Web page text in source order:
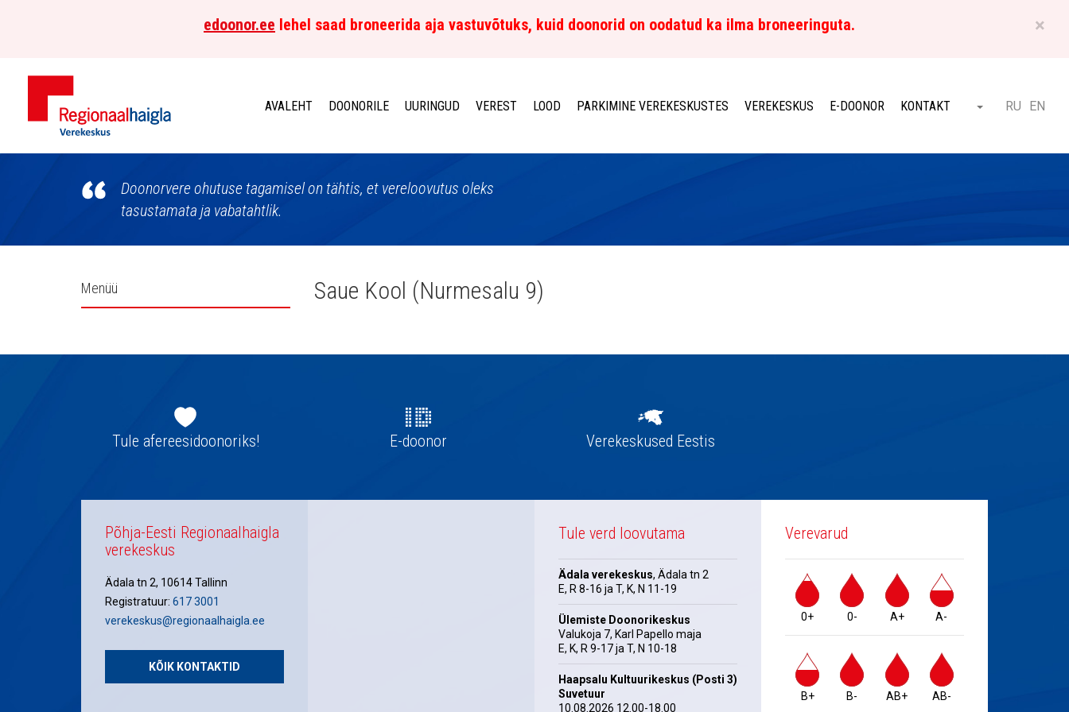
×
edoonor.ee lehel saad broneerida aja vastuvõtuks, kuid doonorid on oodatud ka ilma broneeringuta.
Põhja-
AVALEHT DOONORILE UURINGUD VEREST LOOD PARKIMINE VEREKESKUSTES VEREKESKUS E-DOONOR KONTAKT Otsi ET
RU EN
Doonorvere ohutuse tagamisel on tähtis, et vereloovutus oleks
tasustamata ja vabatahtlik.
Külgpaani
Menüü Saue Kool (Nurmesalu 9)
navigatsioonTule afereesidoonoriks! E-doonor Verekeskused Eestis
Põhja-Eesti Regionaalhaigla
verekeskus
Ädala tn 2, 10614 Tallinn
Registratuur: 617 3001
verekeskus@regionaalhaigla.ee
KÕIK KONTAKTID
Tule verd loovutama
Ädala verekeskus, Ädala tn 2
E, R 8-16 ja T, K, N 11-19
Ülemiste Doonorikeskus
Valukoja 7, Karl Papello maja
E, K, R 9-17 ja T, N 10-18
Haapsalu Kultuurikeskus (Posti 3)
Suvetuur
10.08.2026 12.00-18.00
Verevarud
0+ 0- A+ A-
B+ B- AB+ AB-